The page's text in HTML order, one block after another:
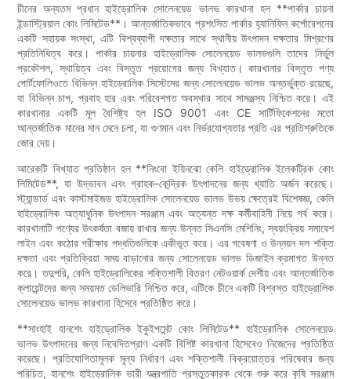
চীনের অন্যতম প্রধান হাইড্রোলিক সোলেনয়েড ভালভ কারখানা হল **পার্কার চায়না
ইন্ডাস্ট্রিয়াল কোং লিমিটেড**। আন্তর্জাতিকভাবে প্রশংসিত পার্কার হ্যানিফিন কর্পোরেশনের
একটি সহায়ক সংস্থা, এটি বিশ্বব্যাপী দক্ষতার সাথে স্থানীয় উৎপাদন দক্ষতার মিশ্রণের
প্রতিনিধিত্ব করে। পার্কার চায়নার হাইড্রোলিক সোলেনয়েড ভালভগুলি তাদের নির্ভুল
প্রকৌশল, স্থায়িত্ব এবং বিস্তৃত প্রয়োগের জন্য বিখ্যাত। কারখানার বিস্তৃত পণ্য
পোর্টফোলিওতে বিভিন্ন হাইড্রোলিক সিস্টেমের জন্য সোলেনয়েড ভালভ অন্তর্ভুক্ত রয়েছে,
যা বিভিন্ন চাপ, প্রবাহ হার এবং পরিবেশগত অবস্থার সাথে সামঞ্জস্য নিশ্চিত করে। এই
কারখানার একটি মূল বৈশিষ্ট্য হল ISO 9001 এবং CE সার্টিফিকেশনের মতো
আন্তর্জাতিক মানের মান মেনে চলা, যা গুণমান এবং নির্ভরযোগ্যতার প্রতি এর প্রতিশ্রুতিকে
জোর দেয়।
আরেকটি বিখ্যাত প্রতিষ্ঠান হল **নিংবো ইয়িনঝো কেলি হাইড্রোলিক ইলেকট্রিক কোং
লিমিটেড**, যা উদ্ভাবন এবং গ্রাহক-কেন্দ্রিক উৎপাদনের জন্য খ্যাতি অর্জন করেছে।
স্ট্যান্ডার্ড এবং কাস্টমাইজড হাইড্রোলিক সোলেনয়েড ভালভ উভয় ক্ষেত্রেই বিশেষজ্ঞ, কেলি
হাইড্রোলিক অত্যাধুনিক উৎপাদন সরঞ্জাম এবং অত্যন্ত দক্ষ কর্মীবাহিনী নিয়ে গর্ব করে।
কারখানাটি পণ্যের উৎকর্ষতা বজায় রাখার জন্য উন্নত সিএনসি মেশিনিং, স্বয়ংক্রিয় সমাবেশ
লাইন এবং কঠোর পরীক্ষার পদ্ধতিগুলিকে একীভূত করে। এর গবেষণা ও উন্নয়ন দল শক্তি
দক্ষতা এবং প্রতিক্রিয়া সময় বাড়ানোর জন্য সোলেনয়েড ভালভ ডিজাইন ক্রমাগত উন্নত
করে। তদুপরি, কেলি হাইড্রোলিকের শক্তিশালী বিতরণ নেটওয়ার্ক দেশীয় এবং আন্তর্জাতিক
ক্লায়েন্টদের জন্য সময়মত ডেলিভারি নিশ্চিত করে, এটিকে চীনে একটি বিশ্বস্ত হাইড্রোলিক
সোলেনয়েড ভালভ কারখানা হিসেবে প্রতিষ্ঠিত করে।
**সাংহাই হানশেং হাইড্রোলিক ইকুইপমেন্ট কোং লিমিটেড** হাইড্রোলিক সোলেনয়েড
ভালভ উৎপাদনের জন্য নিবেদিতপ্রাণ একটি বিশিষ্ট কারখানা হিসেবেও নিজেদের প্রতিষ্ঠিত
করেছে। প্রতিযোগিতামূলক মূল্য নির্ধারণ এবং শক্তিশালী বিক্রয়োত্তর পরিষেবার জন্য
পরিচিত, হানশেং হাইড্রোলিক ভারী যন্ত্রপাতি প্রস্তুতকারক থেকে শুরু করে কৃষি সরঞ্জাম